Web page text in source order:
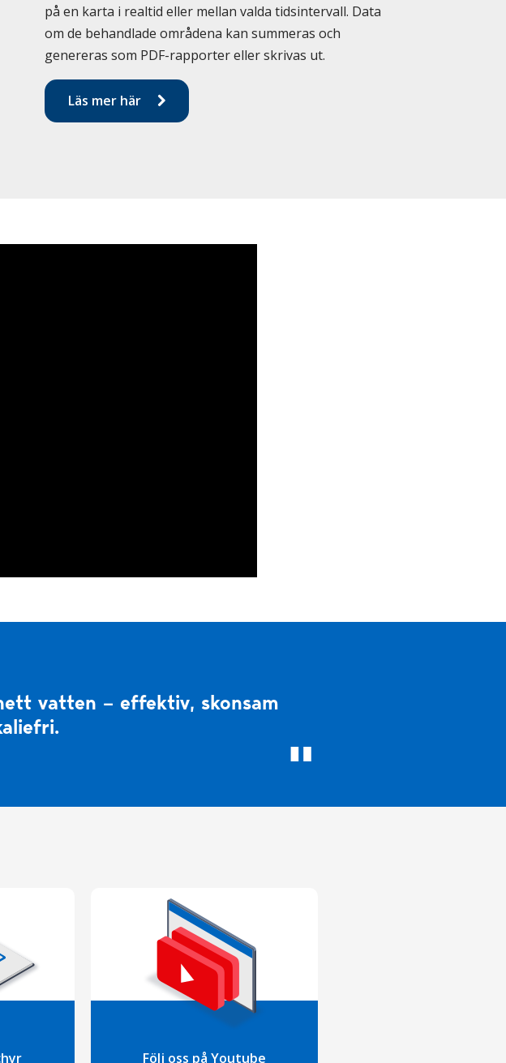
på en karta i realtid eller mellan valda tidsintervall. Data
om de behandlade områdena kan summeras och
genereras som PDF-rapporter eller skrivas ut.
Läs mer här
vatten – effektiv, skonsam
Följ oss på Youtube